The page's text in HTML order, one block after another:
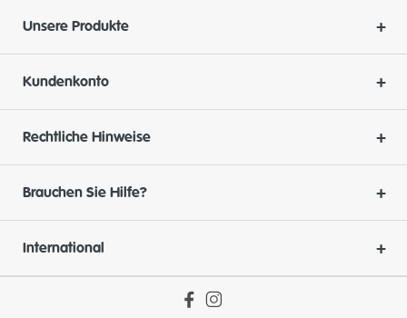
Unsere Produkte
Kundenkonto
Rechtliche Hinweise
Brauchen Sie Hilfe?
International